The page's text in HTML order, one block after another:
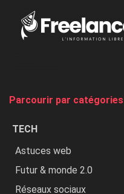
Parcourir par catégories
TECH
Astuces web
Futur & monde 2.0
Réseaux sociaux